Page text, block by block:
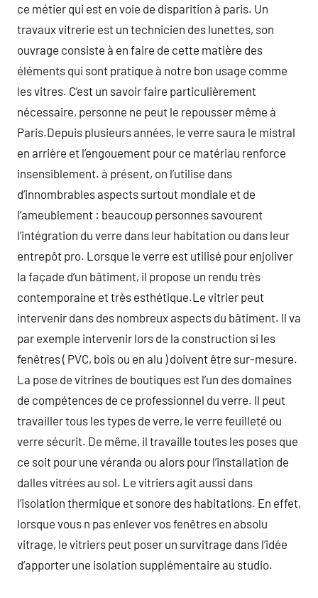
ce métier qui est en voie de disparition à paris. Un
travaux vitrerie est un technicien des lunettes, son
ouvrage consiste à en faire de cette matière des
éléments qui sont pratique à notre bon usage comme
les vitres. C’est un savoir faire particulièrement
nécessaire, personne ne peut le repousser même à
Paris.Depuis plusieurs années, le verre saura le mistral
en arrière et l’engouement pour ce matériau renforce
insensiblement. à présent, on l’utilise dans
d’innombrables aspects surtout mondiale et de
l’ameublement : beaucoup personnes savourent
l’intégration du verre dans leur habitation ou dans leur
entrepôt pro. Lorsque le verre est utilisé pour enjoliver
la façade d’un bâtiment, il propose un rendu très
contemporaine et très esthétique.Le vitrier peut
intervenir dans des nombreux aspects du bâtiment. Il va
par exemple intervenir lors de la construction si les
fenêtres ( PVC, bois ou en alu ) doivent être sur-mesure.
La pose de vitrines de boutiques est l’un des domaines
de compétences de ce professionnel du verre. Il peut
travailler tous les types de verre, le verre feuilleté ou
verre sécurit. De même, il travaille toutes les poses que
ce soit pour une véranda ou alors pour l’installation de
dalles vitrées au sol. Le vitriers agit aussi dans
l’isolation thermique et sonore des habitations. En effet,
lorsque vous n pas enlever vos fenêtres en absolu
vitrage, le vitriers peut poser un survitrage dans l’idée
d’apporter une isolation supplémentaire au studio.